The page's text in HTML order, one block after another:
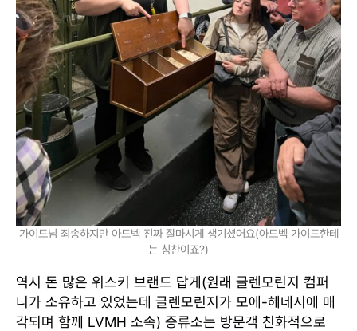
가이드님 죄송하지만 아드벡 진짜 잘마시게 생기셨어요(아드벡 가이드한테
는 칭찬이죠?)
역시 돈 많은 위스키 브랜드 답게(원래 글렌모린지 컴퍼
니가 소유하고 있었는데 글렌모린지가 모에-헤네시에 매
각되며 함께 LVMH 소속) 증류소는 방문객 친화적으로